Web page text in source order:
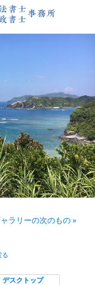
ラリーの次のもの »
る
デスクトップ